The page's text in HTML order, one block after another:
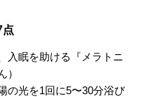
入眠を助ける『メラトニ
）
の光を1回に5〜30分浴び